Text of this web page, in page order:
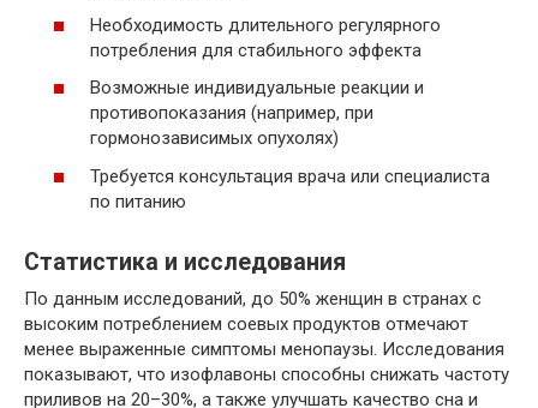
Необходимость длительного регулярного
потребления для стабильного эффекта
Возможные индивидуальные реакции и
противопоказания (например, при
гормонозависимых опухолях)
Требуется консультация врача или специалиста
по питанию
Статистика и исследования
По данным исследований, до 50% женщин в странах с
высоким потреблением соевых продуктов отмечают
менее выраженные симптомы менопаузы. Исследования
показывают, что изофлавоны способны снижать частоту
приливов на 20–30%, а также улучшать качество сна и